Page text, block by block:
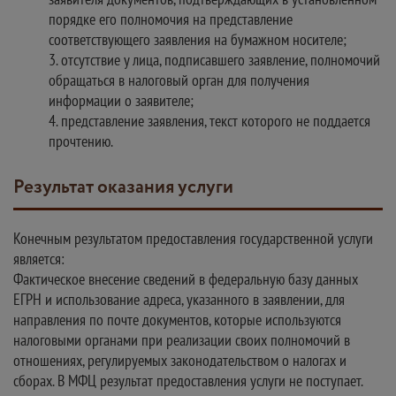
порядке его полномочия на представление
соответствующего заявления на бумажном носителе;
3. отсутствие у лица, подписавшего заявление, полномочий
обращаться в налоговый орган для получения
информации о заявителе;
4. представление заявления, текст которого не поддается
прочтению.
Результат оказания услуги
Конечным результатом предоставления государственной услуги
является:
Фактическое внесение сведений в федеральную базу данных
ЕГРН и использование адреса, указанного в заявлении, для
направления по почте документов, которые используются
налоговыми органами при реализации своих полномочий в
отношениях, регулируемых законодательством о налогах и
сборах. В МФЦ результат предоставления услуги не поступает.